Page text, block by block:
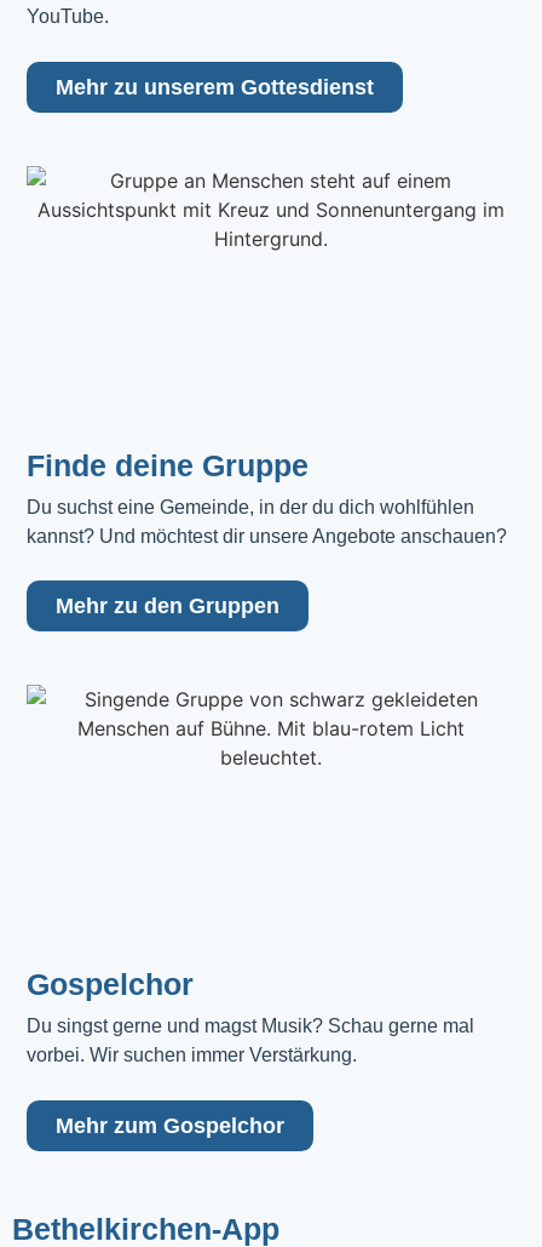
YouTube.
Mehr zu unserem Gottesdienst
Finde deine Gruppe
Du suchst eine Gemeinde, in der du dich wohlfühlen
kannst? Und möchtest dir unsere Angebote anschauen?
Mehr zu den Gruppen
Gospelchor
Du singst gerne und magst Musik? Schau gerne mal
vorbei. Wir suchen immer Verstärkung.
Mehr zum Gospelchor
Bethelkirchen-App